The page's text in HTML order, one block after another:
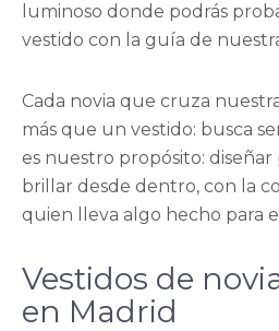
luminoso donde podrás
vestido con la guía de
Cada novia que cruza
más que un vestido: busca
es nuestro propósito:
brillar desde dentro, con la
quien lleva algo hecho para
Vestidos de
en Madrid